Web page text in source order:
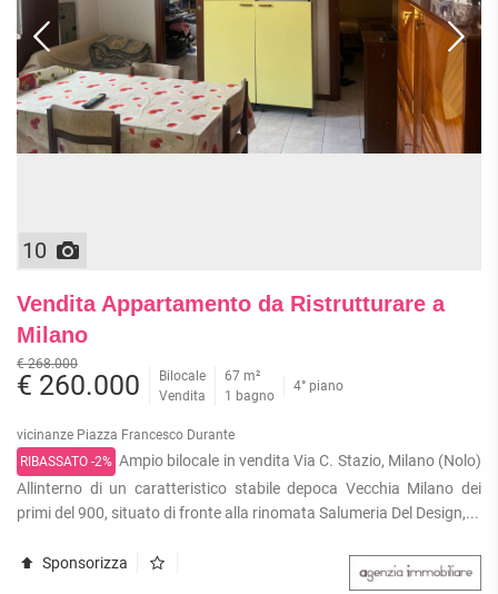
10
Vendita Appartamento da Ristrutturare a
Milano
€ 268.000
€ 260.000
Bilocale
Vendita
67 m²
1 bagno
4° piano
vicinanze Piazza Francesco Durante
RIBASSATO -2% Ampio bilocale in vendita Via C. Stazio, Milano (Nolo)
Allinterno di un caratteristico stabile depoca Vecchia Milano dei
primi del 900, situato di fronte alla rinomata Salumeria Del Design,...
Sponsorizza